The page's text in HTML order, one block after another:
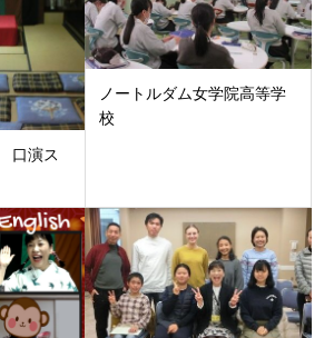
口演ス
ノートルダム女学院高等学
校